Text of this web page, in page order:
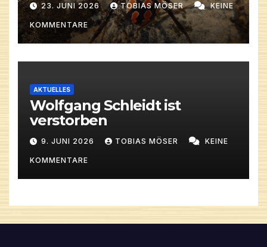
23. JUNI 2026 TOBIAS MÖSER KEINE
KOMMENTARE
AKTUELLES
Wolfgang Schleidt ist
verstorben
9. JUNI 2026 TOBIAS MÖSER KEINE
KOMMENTARE